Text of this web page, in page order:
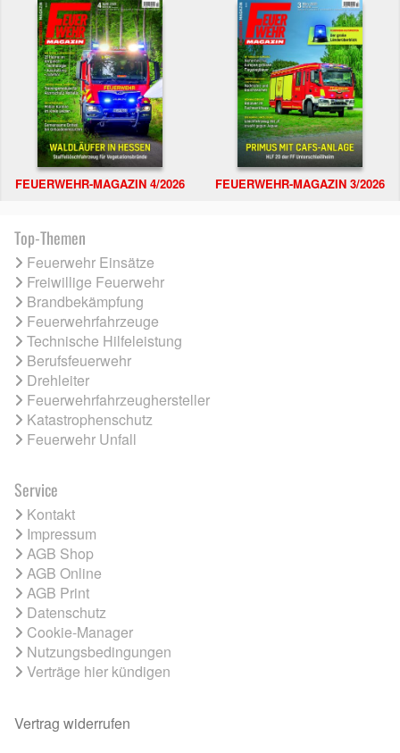
FEUERWEHR-MAGAZIN 4/2026 FEUERWEHR-MAGAZIN 3/2026
Top-Themen
Feuerwehr Einsätze
Freiwillige Feuerwehr
Brandbekämpfung
Feuerwehrfahrzeuge
Technische Hilfeleistung
Berufsfeuerwehr
Drehleiter
Feuerwehrfahrzeughersteller
Katastrophenschutz
Feuerwehr Unfall
Service
Kontakt
Impressum
AGB Shop
AGB Online
AGB Print
Datenschutz
Cookie-Manager
Nutzungsbedingungen
Verträge hier kündigen
Vertrag widerrufen